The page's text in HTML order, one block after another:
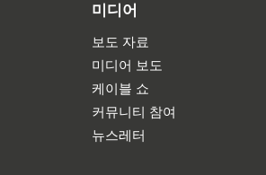
미디어
보도 자료
미디어 보도
케이블 쇼
커뮤니티 참여
뉴스레터